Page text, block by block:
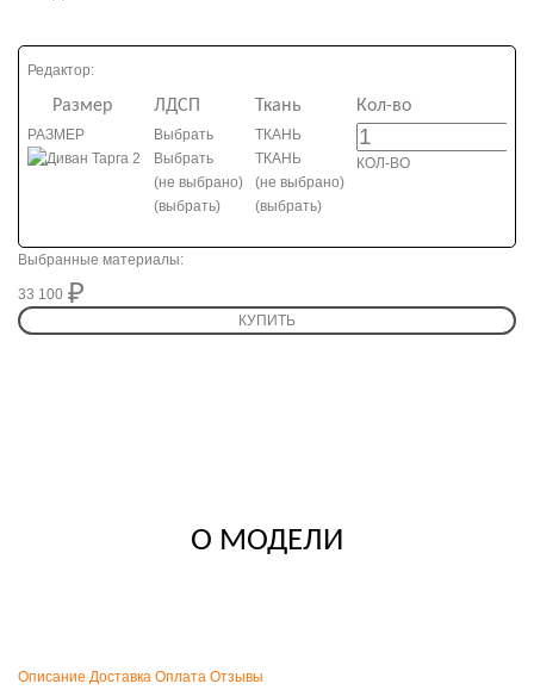
Редактор:
Размер
РАЗМЕР
ЛДСП
Выбрать
Выбрать
(не выбрано)
(выбрать)
Ткань
ТКАНЬ
ТКАНЬ
(не выбрано)
(выбрать)
Кол-во
КОЛ-ВО
Выбранные материалы:
33 100
КУПИТЬ
О МОДЕЛИ
Описание Доставка Оплата Отзывы